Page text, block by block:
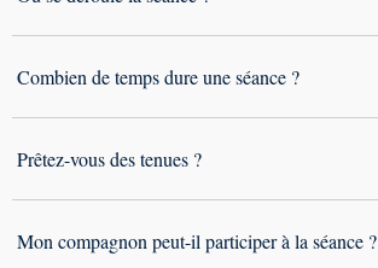
Combien de temps dure une séance ?
Prêtez-vous des tenues ?
Mon compagnon peut-il participer à la séance ?